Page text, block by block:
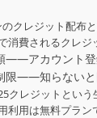
クレジット配布
消費されるクレジ
——アカウント
限——知らないと
クレジットという
利用は無料プラン